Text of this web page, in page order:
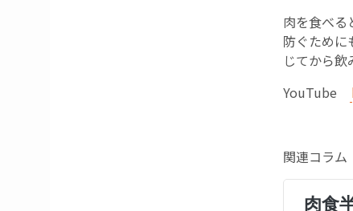
肉を食べる
防ぐために
じてから飲
YouTube
関連コラム